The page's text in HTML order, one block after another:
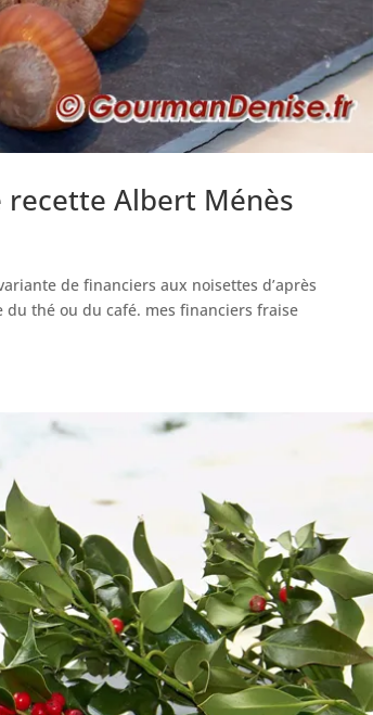
recette Albert Ménès
de financiers aux noisettes d’après
du thé ou du café. mes financiers fraise